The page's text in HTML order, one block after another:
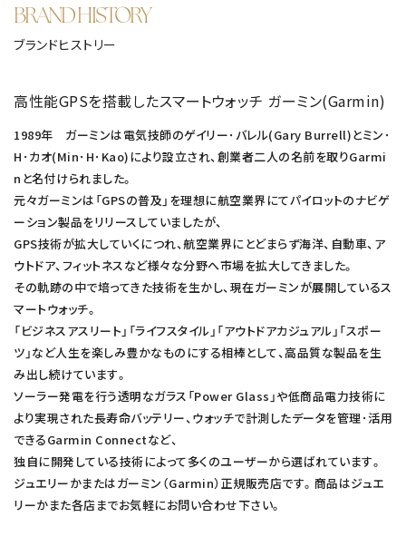
BRAND HISTORY
ブランドヒストリー
高性能GPSを搭載したスマートウォッチ ガーミン(Garmin)
1989年 ガーミンは電気技師のゲイリー･バレル(Gary Burrell)とミン･
H･カオ(Min･H･Kao)により設立され、創業者二人の名前を取りGarmi
nと名付けられました。
元々ガーミンは「GPSの普及」を理想に航空業界にてパイロットのナビゲ
ーション製品をリリースしていましたが、
GPS技術が拡大していくにつれ、航空業界にとどまらず海洋、自動車、ア
ウトドア、フィットネスなど様々な分野へ市場を拡大してきました。
その軌跡の中で培ってきた技術を生かし、現在ガーミンが展開しているス
マートウォッチ。
「ビジネスアスリート」「ライフスタイル」「アウトドアカジュアル」「スポー
ツ」など人生を楽しみ豊かなものにする相棒として、高品質な製品を生
み出し続けています。
ソーラー発電を行う透明なガラス「Power Glass」や低商品電力技術に
より実現された長寿命バッテリー、ウォッチで計測したデータを管理･活用
できるGarmin Connectなど、
独自に開発している技術によって多くのユーザーから選ばれています。
ジュエリーかまたはガーミン（Garmin）正規販売店です。商品はジュエ
リーかまた各店までお気軽にお問い合わせ下さい。